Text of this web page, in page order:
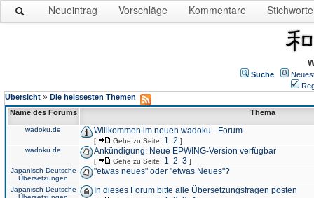
Neueintrag Vorschläge Kommentare Stichworte
Suche
Übersicht » Die heissesten Themen
Name des Forums
Thema
wadoku.de Willkommen im neuen wadoku - Forum
[ Gehe zu Seite: 1 2 ]
wadoku.de
Ankündigung: Neue EPWING-Version verfügbar
[ Gehe zu Seite: 1 2 3 ]
Japanisch-Deutsche
Übersetzungen
"etwas neues" oder "etwas Neues"?
Japanisch-Deutsche
In dieses Forum bitte alle Übersetzungsfragen posten